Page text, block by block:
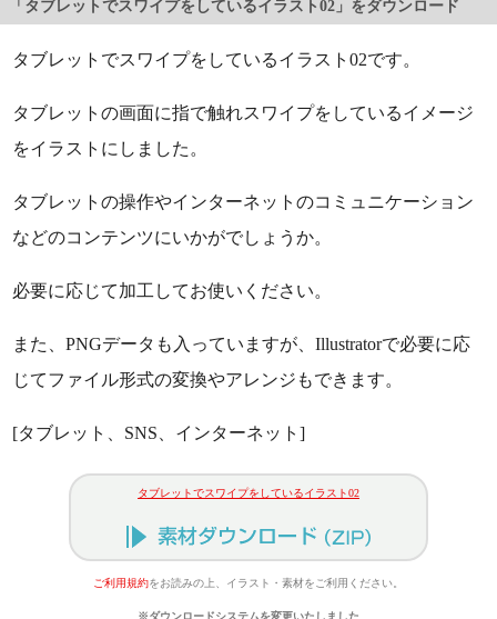
「タブレットでスワイプをしているイラスト02」をダウンロード
タブレットでスワイプをしているイラスト02です。
タブレットの画面に指で触れスワイプをしているイメージ
をイラストにしました。
タブレットの操作やインターネットのコミュニケーション
などのコンテンツにいかがでしょうか。
必要に応じて加工してお使いください。
また、PNGデータも入っていますが、Illustratorで必要に応
じてファイル形式の変換やアレンジもできます。
[タブレット、SNS、インターネット]
タブレットでスワイプをしているイラスト02
ご利用規約をお読みの上、イラスト・素材をご利用ください。
※ダウンロードシステムを変更いたしました